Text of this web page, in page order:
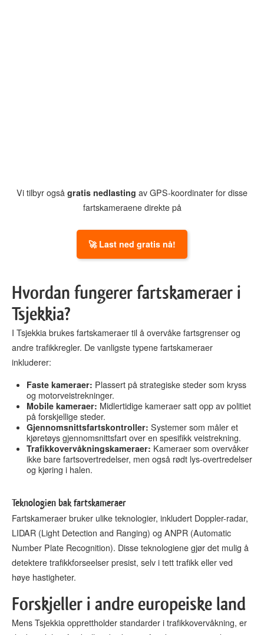
Vi tilbyr også gratis nedlasting av GPS-koordinater for disse
fartskameraene direkte på
🚀 Last ned gratis nå!
Hvordan fungerer fartskameraer i
Tsjekkia?
I Tsjekkia brukes fartskameraer til å overvåke fartsgrenser og
andre trafikkregler. De vanligste typene fartskameraer
inkluderer:
Faste kameraer: Plassert på strategiske steder som kryss
og motorveistrekninger.
Mobile kameraer: Midlertidige kameraer satt opp av politiet
på forskjellige steder.
Gjennomsnittsfartskontroller: Systemer som måler et
kjøretøys gjennomsnittsfart over en spesifikk veistrekning.
Trafikkovervåkningskameraer: Kameraer som overvåker
ikke bare fartsovertredelser, men også rødt lys-overtredelser
og kjøring i halen.
Teknologien bak fartskameraer
Fartskameraer bruker ulike teknologier, inkludert Doppler-radar,
LIDAR (Light Detection and Ranging) og ANPR (Automatic
Number Plate Recognition). Disse teknologiene gjør det mulig å
detektere trafikkforseelser presist, selv i tett trafikk eller ved
høye hastigheter.
Forskjeller i andre europeiske land
Mens Tsjekkia opprettholder standarder i trafikkovervåkning, er